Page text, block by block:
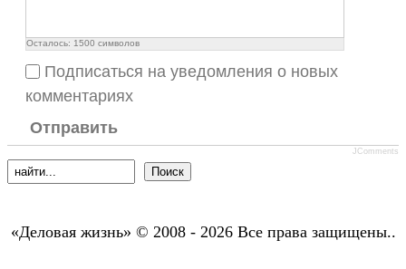
Осталось: 1500 символов
Подписаться на уведомления о новых
комментариях
Отправить
JComments
«Деловая жизнь» © 2008 - 2026 Все права защищены..